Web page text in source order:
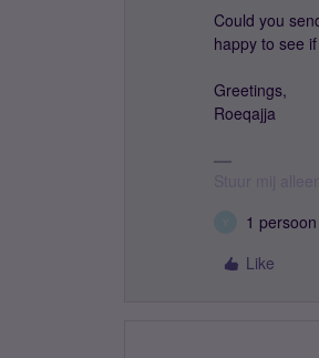
Could you
happy to see
Greetings,
Roeqajja
1
Like